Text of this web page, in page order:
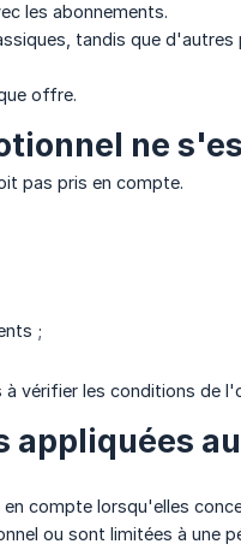
les abonnements.
tandis que d'autres
offre.
ne
pas pris en compte.
;
vérifier les conditions de
appliquées
compte lorsqu'elles
ou sont limitées à une